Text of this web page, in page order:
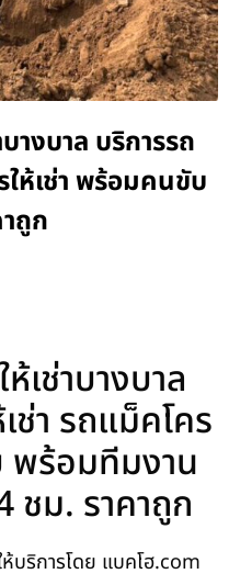
างบาล บริการรถ
ให้เช่า พร้อมคนขับ
ถูก
เช่าบางบาล
ช่า รถแม็คโคร
พร้อมทีมงาน
ชม. ราคาถูก
ห้บริการโดย แบคโฮ.com